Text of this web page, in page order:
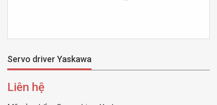
Servo driver Yaskawa
Liên hệ